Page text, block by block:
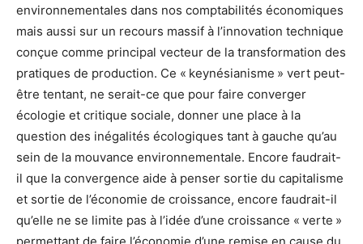
environnementales dans nos comptabilités économiques
mais aussi sur un recours massif à l’innovation technique
conçue comme principal vecteur de la transformation des
pratiques de production. Ce « keynésianisme » vert peut-
être tentant, ne serait-ce que pour faire converger
écologie et critique sociale, donner une place à la
question des inégalités écologiques tant à gauche qu’au
sein de la mouvance environnementale. Encore faudrait-
il que la convergence aide à penser sortie du capitalisme
et sortie de l’économie de croissance, encore faudrait-il
qu’elle ne se limite pas à l’idée d’une croissance « verte »